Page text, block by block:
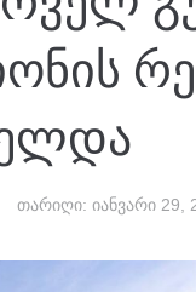
თარიღი: იანვარი 29,